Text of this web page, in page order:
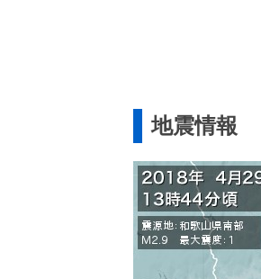
地震情報